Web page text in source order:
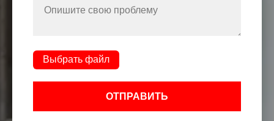
Выбрать файл
ОТПРАВИТЬ